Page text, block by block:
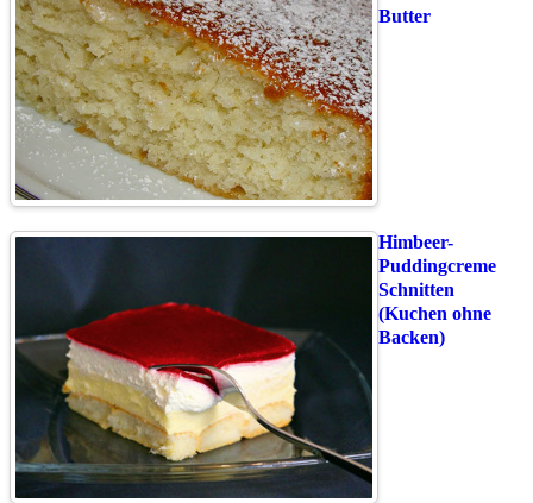
Butter
Himbeer-
Puddingcreme
Schnitten
(Kuchen ohne
Backen)